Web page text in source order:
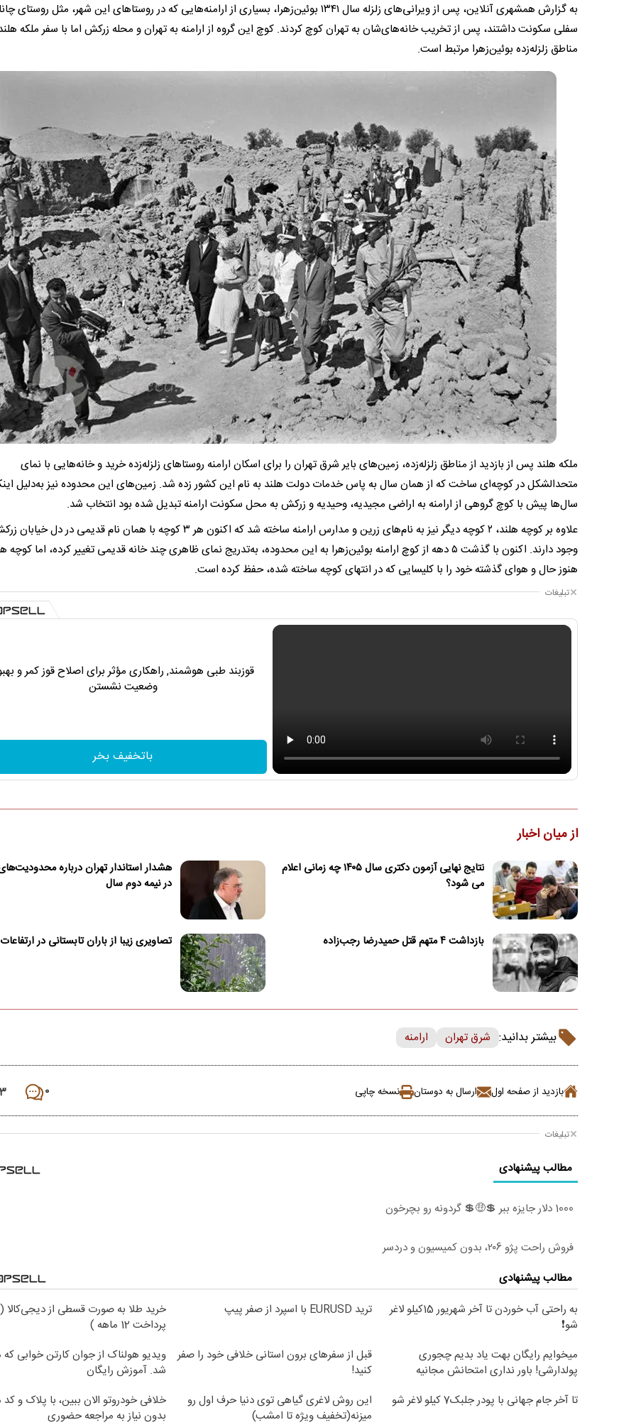
به گزارش همشهری آنلاین، پس از ویرانی‌های زلزله سال ۱۳۴۱ بوئین‌زهرا، بسیاری از ارامنه‌هایی که در روستاهای این شهر، مثل
سفلی سکونت داشتند، پس از تخریب خانه‌های‌شان به تهران کوچ کردند. کوچ این گروه از ارامنه به تهران و محله زرکش اما با سفر ملکه
مناطق زلزله‌زده بوئین‌زهرا مرتبط است.
ملکه هلند پس از بازدید از مناطق زلزله‌زده، زمین‌های بایر شرق تهران را برای اسکان ارامنه روستاهای زلزله‌زده خرید و خانه‌هایی با نمای
متحدالشکل در کوچه‌ای ساخت که از همان سال به پاس خدمات دولت هلند به نام این کشور زده شد. زمین‌های این محدوده نیز به‌دلیل
سال‌ها پیش با کوچ گروهی از ارامنه به اراضی مجیدیه، وحیدیه و زرکش به محل سکونت ارامنه تبدیل شده بود انتخاب شد.
علاوه بر کوچه هلند، ۲ کوچه دیگر نیز به نام‌های زرین و مدارس ارامنه ساخته شد که اکنون هر ۳ کوچه با همان نام قدیمی در دل
وجود دارند. اکنون با گذشت ۵ دهه از کوچ ارامنه بوئین‌زهرا به این محدوده، به‌تدریج نمای ظاهری چند خانه قدیمی تغییر کرده، اما کوچه
هنوز حال و هوای گذشته خود را با کلیسایی که در انتهای کوچه ساخته شده، حفظ کرده است.
تبلیغات
قوزبند طبی هوشمند, راهکاری مؤثر برای اصلاح قوز کمر و
وضعیت نشستن
باتخفیف بخر
از میان اخبار
نتایج نهایی آزمون دکتری سال ۱۴۰۵ چه زمانی اعلام
می شود؟
هشدار استاندار تهران درباره
در نیمه دوم سال
بازداشت ۴ متهم قتل حمیدرضا رجب‌زاده تصاویری زیبا از باران تابستانی در
بیشتر بدانید: شرق تهران ارامنه
بازدید از صفحه اول ارسال به دوستان نسخه چاپی ۰ ۳
تبلیغات
مطالب پیشنهادی
1000 دلار جایزه ببر 💲🤑💲 گردونه رو بچرخون
فروش راحت پژو ۲۰6، بدون کمیسیون و دردسر
مطالب پیشنهادی
به راحتی آب خوردن تا آخر شهریور 15کیلو لاغر
شو❗
ترید EURUSD با اسپرد از صفر پیپ
خرید طلا به صورت قسطی از دیجی‌کالا (
پرداخت 12 ماهه )
میخوایم رایگان بهت یاد بدیم چجوری
پولدارشی! باور نداری امتحانش مجانیه
قبل از سفرهای برون استانی خلافی خود را صفر
کنید!
ویدیو هولناک از جوان کارتن خوابی که
شد. آموزش رایگان
تا آخر جام جهانی با پودر جلبک7 کیلو لاغر شو
این روش لاغری گیاهی توی دنیا حرف اول رو
میزنه(تخفیف ویژه تا امشب)
خلافی خودروتو الان ببین، با پلاک و کد
بدون نیاز به مراجعه حضوری